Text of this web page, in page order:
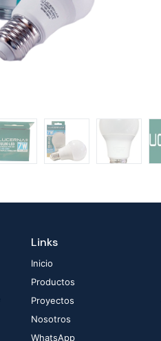
Links
Inicio
Productos
Proyectos
Nosotros
WhatsApp